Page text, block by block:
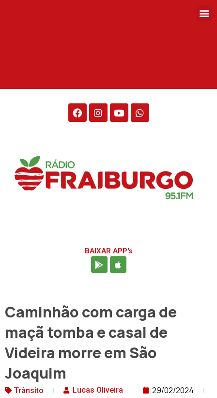
BAIXAR APP's
Caminhão com carga de
maçã tomba e casal de
Videira morre em São
Joaquim
Trânsito Lucas Oliveira
29/02/2024